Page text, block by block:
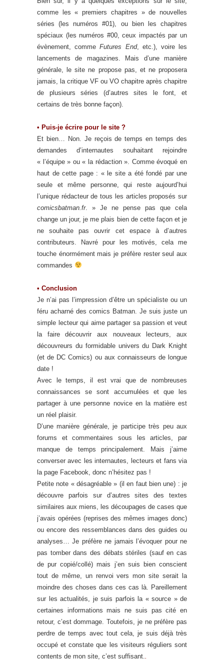
comme les « premiers chapitres » de nouvelles
séries (les numéros #01), ou bien les chapitres
spéciaux (les numéros #00, ceux impactés par un
évènement, commeFutures End, etc.), voire les
lancements de magazines. Mais d’une manière
générale, le site ne propose pas, et ne proposera
jamais, la critique VF ou VO chapitre après chapitre
de plusieurs séries (d’autres sites le font, et
certains de très bonne façon).
• Puis-je écrire pour le site ?
Et bien… Non. Je reçois de temps en temps des
demandes d’internautes souhaitant rejoindre
« l’équipe » ou « la rédaction ». Comme évoqué en
haut de cette page : « le site a été fondé par une
seule et même personne, qui reste aujourd’hui
l’unique rédacteur de tous les articles proposés sur
comicsbatman.fr. » Je ne pense pas que cela
change un jour, je me plais bien de cette façon et je
ne souhaite pas ouvrir cet espace à d’autres
contributeurs. Navré pour les motivés, cela me
touche énormément mais je préfère rester seul aux
commandes
• Conclusion
Je n’ai pas l’impression d’être un spécialiste ou un
féru acharné des comics Batman. Je suis juste un
simple lecteur qui aime partager sa passion et veut
la faire découvrir aux nouveaux lecteurs, aux
découvreurs du formidable univers du Dark Knight
(et de DC Comics) ou aux connaisseurs de longue
date !
Avec le temps, il est vrai que de nombreuses
connaissances se sont accumulées et que les
partager à une personne novice en la matière est
un réel plaisir.
D’une manière générale, je participe très peu aux
forums et commentaires sous les articles, par
manque de temps principalement. Mais j’aime
converser avec les internautes, lecteurs et fans via
la page Facebook, donc n’hésitez pas !
Petite note « désagréable » (il en faut bien une) : je
découvre parfois sur d’autres sites des textes
similaires aux miens, les découpages de cases que
j’avais opérées (reprises des mêmes images donc)
ou encore des ressemblances dans des guides ou
analyses… Je préfère ne jamais l’évoquer pour ne
pas tomber dans des débats stériles (sauf en cas
de pur copié/collé) mais j’en suis bien conscient
tout de même, un renvoi vers mon site serait la
moindre des choses dans ces cas là. Pareillement
sur les actualités, je suis parfois la « source » de
certaines informations mais ne suis pas cité en
retour, c’est dommage. Toutefois, je ne préfère pas
perdre de temps avec tout cela, je suis déjà très
occupé et constate que les visiteurs réguliers sont
contents de mon site, c’est suffisant..